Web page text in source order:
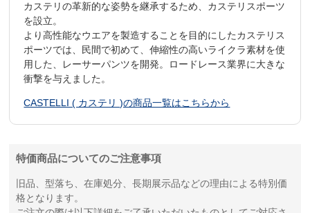
カステリの革新的な姿勢を継承するため、カステリスポーツ
を設立。
より高性能なウエアを製造することを目的にしたカステリス
ポーツでは、民間で初めて、伸縮性の高いライクラ素材を使
用した、レーサーパンツを開発。ロードレース業界に大きな
衝撃を与えました。
CASTELLI ( カステリ )の商品一覧はこちらから
特価商品についてのご注意事項
旧品、型落ち、在庫処分、長期展示品などの理由による特別価
格となります。